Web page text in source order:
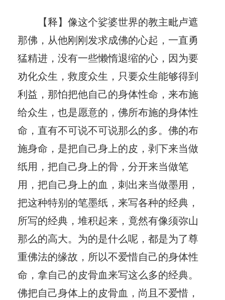
【释】像这个娑婆世界的教主毗卢遮
那佛，从他刚刚发求成佛的心起，一直勇
猛精进，没有一些懒惰退缩的心，因为要
劝化众生，救度众生，只要众生能够得到
利益，那怕把他自己的身体性命，来布施
给众生，也是愿意的，佛所布施的身体性
命，直有不可说不可说那么的多。佛的布
施身命，是把自己身上的皮，剥下来当做
纸用，把自己身上的骨，分开来当做笔
用，把自己身上的血，刺出来当做墨用，
把这种特别的笔墨纸，来写各种的经典，
所写的经典，堆积起来，竟然有像须弥山
那么的高大。为的是什么呢，都是为了尊
重佛法的缘故，所以不爱惜自己的身体性
命，拿自己的皮骨血来写这么多的经典。
佛把自己身体上的皮骨血，尚且不爱惜，